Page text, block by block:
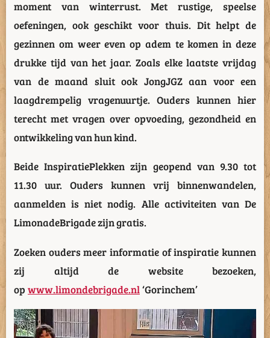
moment van winterrust. Met rustige, speelse
oefeningen, ook geschikt voor thuis. Dit helpt de
gezinnen om weer even op adem te komen in deze
drukke tijd van het jaar. Zoals elke laatste vrijdag
van de maand sluit ook JongJGZ aan voor een
laagdrempelig vragenuurtje. Ouders kunnen hier
terecht met vragen over opvoeding, gezondheid en
ontwikkeling van hun kind.
Beide InspiratiePlekken zijn geopend van 9.30 tot
11.30 uur. Ouders kunnen vrij binnenwandelen,
aanmelden is niet nodig. Alle activiteiten van De
LimonadeBrigade zijn gratis.
Zoeken ouders meer informatie of inspiratie kunnen
zij altijd de website bezoeken,
op www.limondebrigade.nl‘Gorinchem’